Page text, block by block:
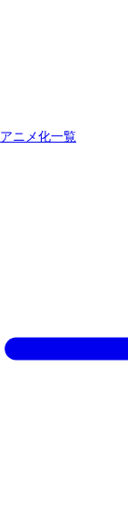
アニメ化一覧